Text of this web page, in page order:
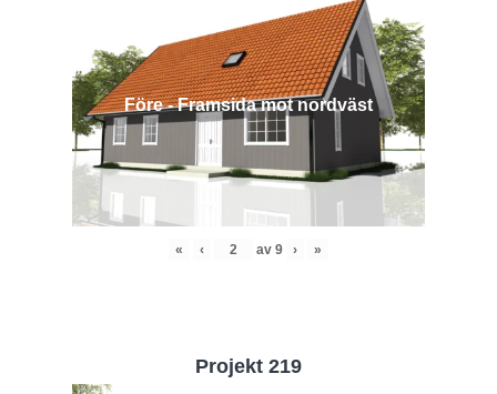
Före - Framsida mot nordväst
« ‹ av 9 › »
Projekt 219